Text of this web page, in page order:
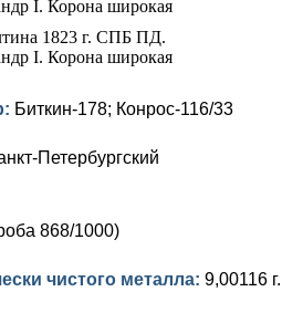
1741)
Биткин-178; Конрос-116/33
Петербургский
868/1000)
чистого металла: 9,00116 г.